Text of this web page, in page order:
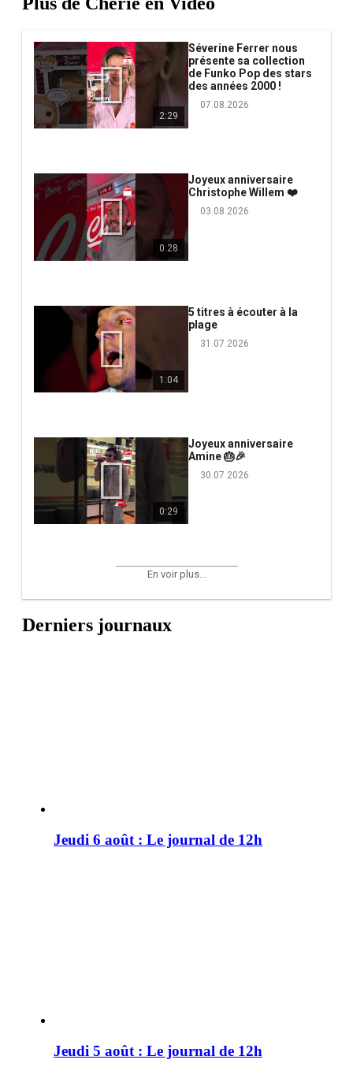
2:29
Séverine Ferrer nous
présente sa collection
de Funko Pop des stars
des années 2000 !
07.08.2026
0:28
Joyeux anniversaire
Christophe Willem ❤️
03.08.2026
1:04
5 titres à écouter à la
plage
31.07.2026
0:29
Joyeux anniversaire
Amine 🎂🎉
30.07.2026
En voir plus...
Derniers journaux
Jeudi 6 août : Le journal de 12h
Jeudi 5 août : Le journal de 12h